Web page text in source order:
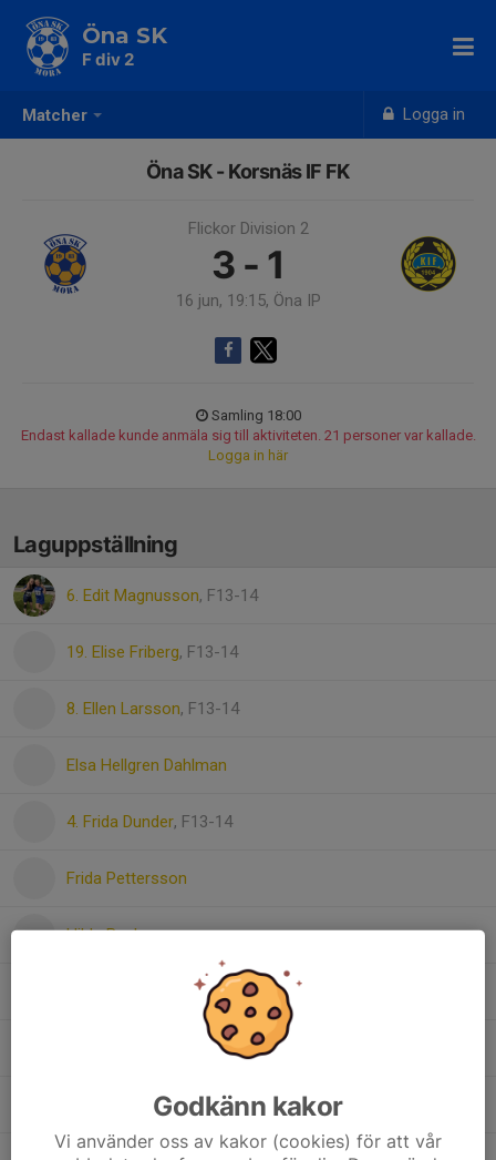
Matcher Logga in
Öna SK
F div 2
Öna SK - Korsnäs IF FK
Flickor Division 2
3 - 1
16 jun, 19:15, Öna IP
Samling 18:00
Endast kallade kunde anmäla sig till aktiviteten. 21 personer var kallade.
Logga in här
Laguppställning
6. Edit Magnusson, F13-14
19. Elise Friberg, F13-14
8. Ellen Larsson, F13-14
Elsa Hellgren Dahlman
4. Frida Dunder, F13-14
Frida Pettersson
Hilda Busk
16. Maja Eriksson, F13-14
Godkänn kakor
Vi använder oss av kakor (cookies) för att vår